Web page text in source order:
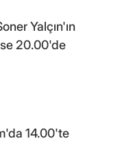
Yalçın'ın
20.00'de
14.00'te